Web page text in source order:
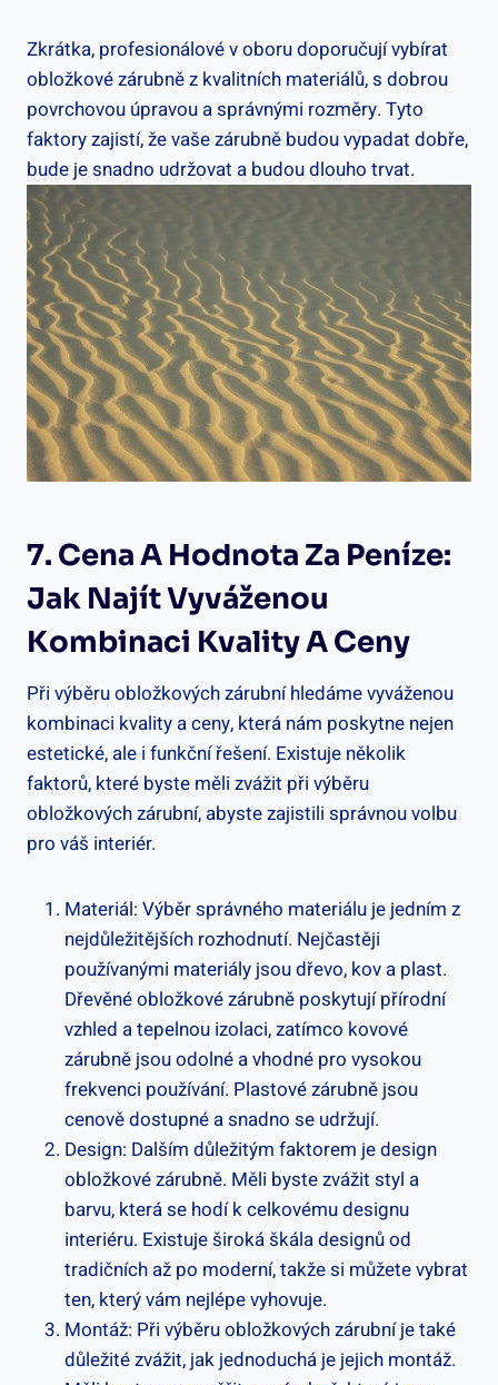
Zkrátka, profesionálové v oboru doporučují vybírat
obložkové zárubně z kvalitních materiálů, s dobrou
povrchovou úpravou a správnými rozměry. Tyto
faktory zajistí, že vaše zárubně budou vypadat dobře,
bude je snadno udržovat a budou dlouho trvat.
7. Cena A Hodnota Za Peníze:
Jak Najít Vyváženou
Kombinaci Kvality A Ceny
Při výběru obložkových zárubní hledáme vyváženou
kombinaci kvality a ceny, která nám poskytne nejen
estetické, ale i funkční řešení. Existuje několik
faktorů, které byste měli zvážit při výběru
obložkových zárubní, abyste zajistili správnou volbu
pro váš interiér.
Materiál: Výběr správného materiálu je jedním z
nejdůležitějších rozhodnutí. Nejčastěji
používanými materiály jsou dřevo, kov a plast.
Dřevěné obložkové zárubně poskytují přírodní
vzhled a tepelnou izolaci, zatímco kovové
zárubně jsou odolné a vhodné pro vysokou
frekvenci používání. Plastové zárubně jsou
cenově dostupné a snadno se udržují.
Design: Dalším důležitým faktorem je design
obložkové zárubně. Měli byste zvážit styl a
barvu, která se hodí k celkovému designu
interiéru. Existuje široká škála designů od
tradičních až po moderní, takže si můžete vybrat
ten, který vám nejlépe vyhovuje.
Montáž: Při výběru obložkových zárubní je také
důležité zvážit, jak jednoduchá je jejich montáž.